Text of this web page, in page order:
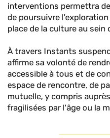
interventions permettra
de poursuivre
place de la culture au sein
À travers Instants
affirme sa volonté de
accessible à tous et de
espace de rencontre, de
mutuelle, y compris
fragilisées par l'âge ou la